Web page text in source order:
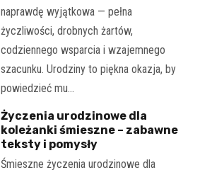
naprawdę wyjątkowa — pełna
życzliwości, drobnych żartów,
codziennego wsparcia i wzajemnego
szacunku. Urodziny to piękna okazja, by
powiedzieć mu…
Życzenia urodzinowe dla
koleżanki śmieszne – zabawne
teksty i pomysły
Śmieszne życzenia urodzinowe dla